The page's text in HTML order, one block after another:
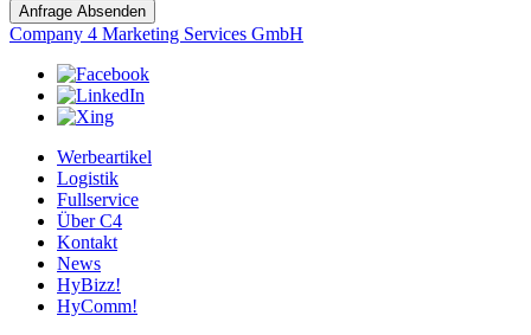
Anfrage Absenden
Company 4 Marketing Services GmbH
Werbeartikel
Logistik
Fullservice
Über C4
Kontakt
News
HyBizz!
HyComm!